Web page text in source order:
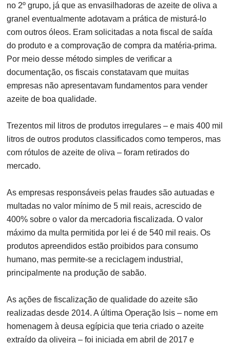
no 2º grupo, já que as envasilhadoras de azeite de oliva a
granel eventualmente adotavam a prática de misturá-lo
com outros óleos. Eram solicitadas a nota fiscal de saída
do produto e a comprovação de compra da matéria-prima.
Por meio desse método simples de verificar a
documentação, os fiscais constatavam que muitas
empresas não apresentavam fundamentos para vender
azeite de boa qualidade.
Trezentos mil litros de produtos irregulares – e mais 400 mil
litros de outros produtos classificados como temperos, mas
com rótulos de azeite de oliva – foram retirados do
mercado.
As empresas responsáveis pelas fraudes são autuadas e
multadas no valor mínimo de 5 mil reais, acrescido de
400% sobre o valor da mercadoria fiscalizada. O valor
máximo da multa permitida por lei é de 540 mil reais. Os
produtos apreendidos estão proibidos para consumo
humano, mas permite-se a reciclagem industrial,
principalmente na produção de sabão.
As ações de fiscalização de qualidade do azeite são
realizadas desde 2014. A última Operação Isis – nome em
homenagem à deusa egípicia que teria criado o azeite
extraído da oliveira – foi iniciada em abril de 2017 e